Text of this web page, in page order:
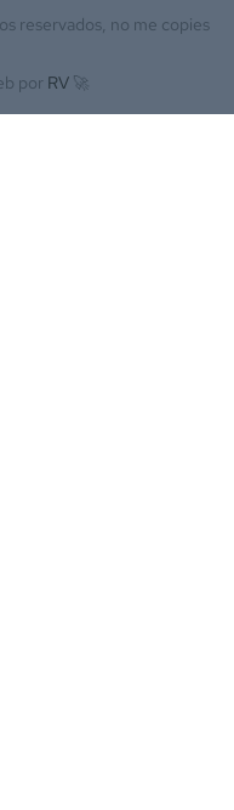
reservados, no me copies
por RV 🚀